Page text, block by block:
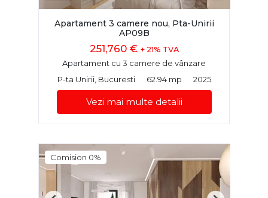
Apartament 3 camere nou, Pta-Unirii
AP09B
251,760 € + 21% TVA
Apartament cu 3 camere de vânzare
P-ta Unirii, Bucuresti
62.94 mp 2025
Vezi mai multe detalii
Comision 0%